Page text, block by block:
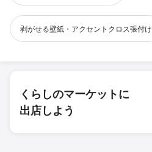
剥がせる壁紙・アクセントクロス張付け
くらしのマーケットに
出店しよう